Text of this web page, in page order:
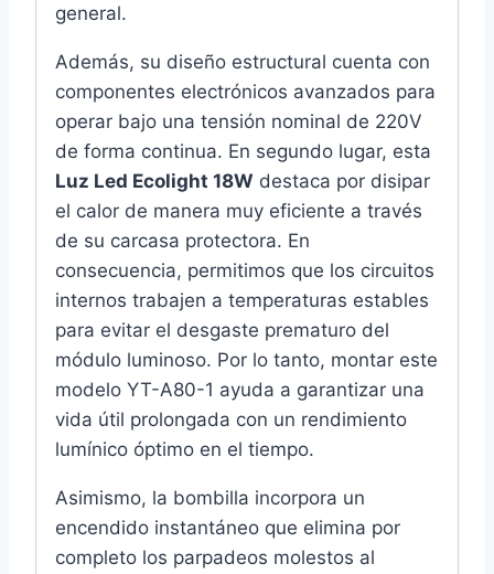
general.
Además, su diseño estructural cuenta con
componentes electrónicos avanzados para
operar bajo una tensión nominal de 220V
de forma continua. En segundo lugar, esta
Luz Led Ecolight 18W destaca por disipar
el calor de manera muy eficiente a través
de su carcasa protectora. En
consecuencia, permitimos que los circuitos
internos trabajen a temperaturas estables
para evitar el desgaste prematuro del
módulo luminoso. Por lo tanto, montar este
modelo YT-A80-1 ayuda a garantizar una
vida útil prolongada con un rendimiento
lumínico óptimo en el tiempo.
Asimismo, la bombilla incorpora un
encendido instantáneo que elimina por
completo los parpadeos molestos al